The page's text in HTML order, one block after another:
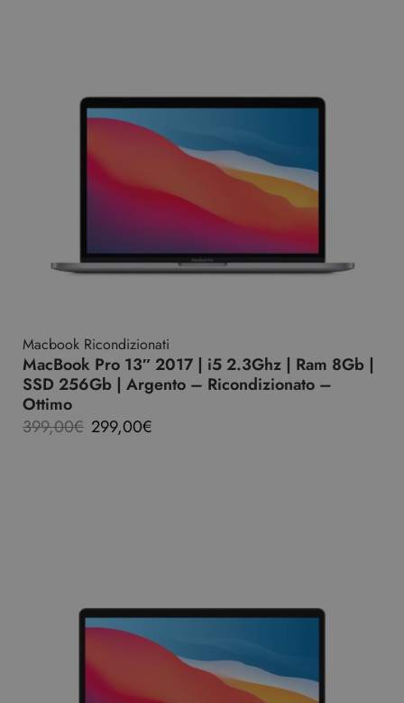
Macbook Ricondizionati
MacBook Pro 13″ 2017 | i5 2.3Ghz | Ram 8Gb |
SSD 256Gb | Argento – Ricondizionato –
Ottimo
399,00€ 299,00€